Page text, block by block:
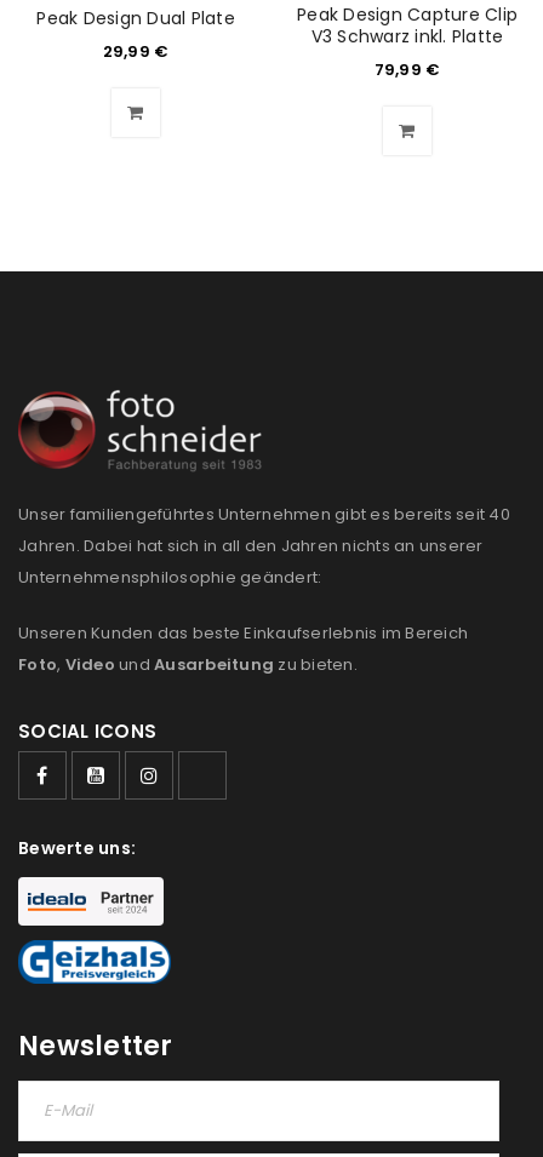
Angemeldet bleiben
ANMELDEN
E-Mail-Adresse*
Ein Link zum Erstellen eines neuen Passworts wird an
deine E-Mail-Adresse gesendet.
NEWSLETTER ABONNIEREN
Ich stimme zu
Ja, ich möchte ein Kundenkonto eröffnen und
Peak Design Dual Plate
29,99 €
Peak Design Capture Clip
V3 Schwarz inkl. Platte
79,99 €
Unser familiengeführtes Unternehmen gibt es bereits seit 40
Jahren. Dabei hat sich in all den Jahren nichts an unserer
Unternehmensphilosophie geändert:
Unseren Kunden das beste Einkaufserlebnis im Bereich
Foto, Video und Ausarbeitung zu bieten.
SOCIAL ICONS
Bewerte uns:
Newsletter